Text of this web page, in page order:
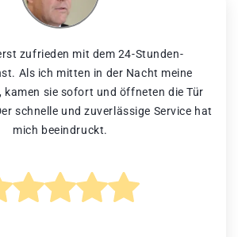
zufrieden mit dem 24-Stunden-
Als ich mitten in der Nacht meine
kamen sie sofort und öffneten die Tür
schnelle und zuverlässige Service hat
mich beeindruckt.